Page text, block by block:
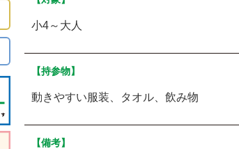
小4～大人
【持参物】
動きやすい服装、タオル、飲み物
【備考】